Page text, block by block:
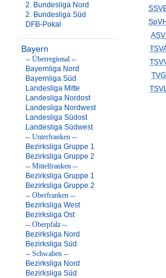
2. Bundesliga Nord
2. Bundesliga Süd
DFB-Pokal
Bayern
-- Überregional --
Bayernliga Nord
Bayernliga Süd
Landesliga Mitte
Landesliga Nordost
Landesliga Nordwest
Landesliga Südost
Landesliga Südwest
-- Unterfranken --
Bezirksliga Gruppe 1
Bezirksliga Gruppe 2
-- Mittelfranken --
Bezirksliga Gruppe 1
Bezirksliga Gruppe 2
-- Oberfranken --
Bezirksliga West
Bezirksliga Ost
-- Oberpfalz --
Bezirksliga Nord
Bezirksliga Süd
-- Schwaben --
Bezirksliga Nord
Bezirksliga Süd